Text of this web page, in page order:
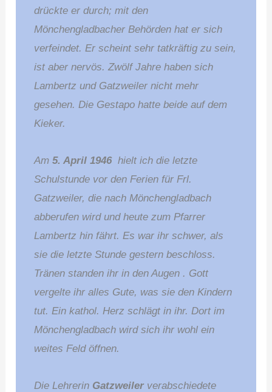
drückte er durch; mit den
Mönchengladbacher Behörden hat er sich
verfeindet. Er scheint sehr tatkräftig zu sein,
ist aber nervös. Zwölf Jahre haben sich
Lambertz und Gatzweiler nicht mehr
gesehen. Die Gestapo hatte beide auf dem
Kieker.
Am5. April 1946 hielt ich die letzte
Schulstunde vor den Ferien für Frl.
Gatzweiler, die nach Mönchengladbach
abberufen wird und heute zum Pfarrer
Lambertz hin fährt. Es war ihr schwer, als
sie die letzte Stunde gestern beschloss.
Tränen standen ihr in den Augen . Gott
vergelte ihr alles Gute, was sie den Kindern
tut. Ein kathol. Herz schlägt in ihr. Dort im
Mönchengladbach wird sich ihr wohl ein
weites Feld öffnen.
Die Lehrerin Gatzweilerverabschiedete